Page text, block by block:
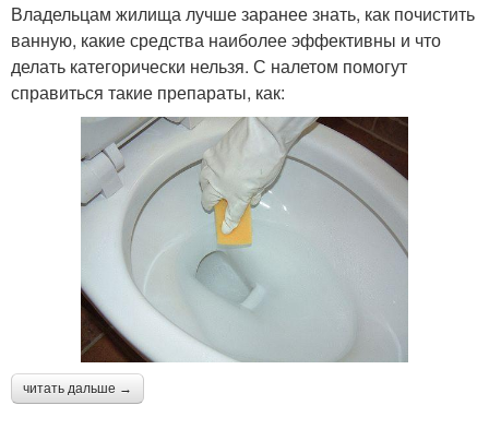
Владельцам жилища лучше заранее знать, как почистить
ванную, какие средства наиболее эффективны и что
делать категорически нельзя. С налетом помогут
справиться такие препараты, как:
читать дальше →